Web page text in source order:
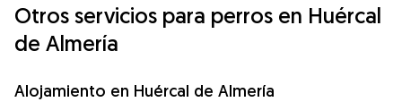
Otros servicios para perros en Huércal
de Almería
Alojamiento en Huércal de Almería